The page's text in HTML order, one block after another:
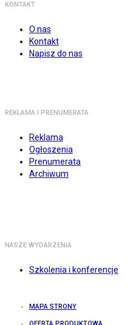
KONTAKT
O nas
Kontakt
Napisz do nas
REKLAMA I PRENUMERATA
Reklama
Ogłoszenia
Prenumerata
Archiwum
NASZE WYDARZENIA
Szkolenia i konferencje
MAPA STRONY